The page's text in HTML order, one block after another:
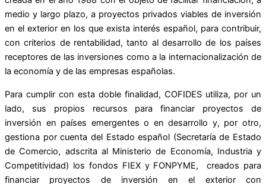
medio y largo plazo, a proyectos privados viables de inversión
en el exterior en los que exista interés español, para contribuir,
con criterios de rentabilidad, tanto al desarrollo de los países
receptores de las inversiones como a la internacionalización de
la economía y de las empresas españolas.
Para cumplir con esta doble finalidad, COFIDES utiliza, por un
lado, sus propios recursos para financiar proyectos de
inversión en países emergentes o en desarrollo y, por otro,
gestiona por cuenta del Estado español (Secretaría de Estado
de Comercio, adscrita al Ministerio de Economía, Industria y
Competitividad) los fondos FIEX y FONPYME, creados para
financiar proyectos de inversión en el exterior con